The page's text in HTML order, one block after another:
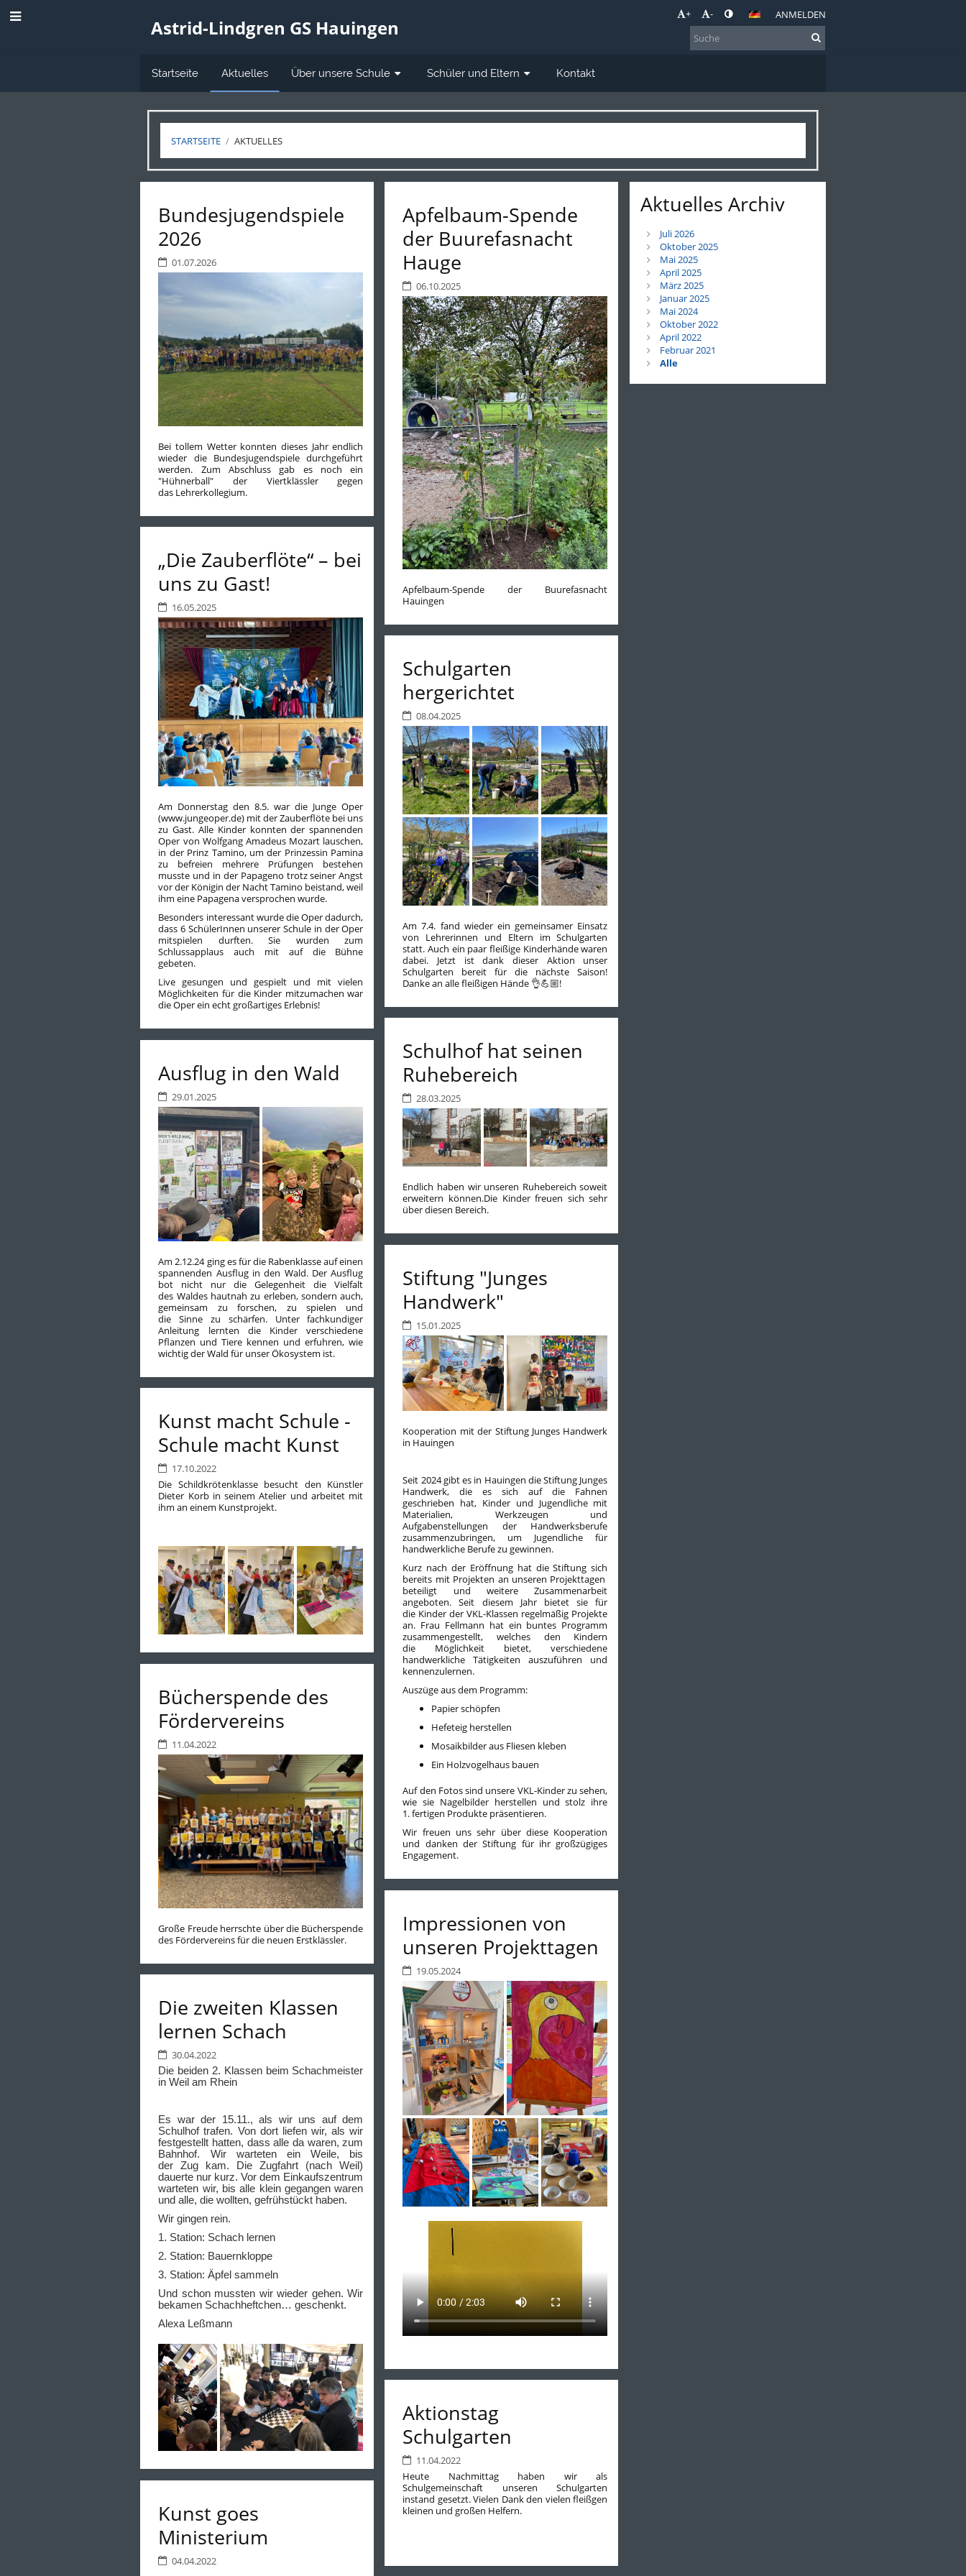
Astrid-Lindgren GS Hauingen
+ - ANMELDEN
Startseite Aktuelles Über unsere Schule Schüler und Eltern Kontakt
STARTSEITE / AKTUELLES
Bundesjugendspiele
2026
01.07.2026
Bei tollem Wetter konnten dieses Jahr endlich
wieder die Bundesjugendspiele durchgeführt
werden. Zum Abschluss gab es noch ein
"Hühnerball" der Viertklässler gegen
das Lehrerkollegium.
Apfelbaum-Spende
der Buurefasnacht
Hauge
06.10.2025
Apfelbaum-Spende der Buurefasnacht
Hauingen
„Die Zauberflöte“ – bei
uns zu Gast!
16.05.2025
Am Donnerstag den 8.5. war die Junge Oper
(www.jungeoper.de) mit der Zauberflöte bei uns
zu Gast. Alle Kinder konnten der spannenden
Oper von Wolfgang Amadeus Mozart lauschen,
in der Prinz Tamino, um der Prinzessin Pamina
zu befreien mehrere Prüfungen bestehen
musste und in der Papageno trotz seiner Angst
vor der Königin der Nacht Tamino beistand, weil
ihm eine Papagena versprochen wurde.
Besonders interessant wurde die Oper dadurch,
dass 6 SchülerInnen unserer Schule in der Oper
mitspielen durften. Sie wurden zum
Schlussapplaus auch mit auf die Bühne
gebeten.
Live gesungen und gespielt und mit vielen
Möglichkeiten für die Kinder mitzumachen war
die Oper ein echt großartiges Erlebnis!
Schulgarten
hergerichtet
08.04.2025
Am 7.4. fand wieder ein gemeinsamer Einsatz
von Lehrerinnen und Eltern im Schulgarten
statt. Auch ein paar fleißige Kinderhände waren
dabei. Jetzt ist dank dieser Aktion unser
Schulgarten bereit für die nächste Saison!
Danke an alle fleißigen Hände 👌💪🏼!
Schulhof hat seinen
Ruhebereich
28.03.2025
Endlich haben wir unseren Ruhebereich soweit
erweitern können.Die Kinder freuen sich sehr
über diesen Bereich.
Ausflug in den Wald
29.01.2025
Am 2.12.24 ging es für die Rabenklasse auf einen
spannenden Ausflug in den Wald. Der Ausflug
bot nicht nur die Gelegenheit die Vielfalt
des Waldes hautnah zu erleben, sondern auch,
gemeinsam zu forschen, zu spielen und
die Sinne zu schärfen. Unter fachkundiger
Anleitung lernten die Kinder verschiedene
Pflanzen und Tiere kennen und erfuhren, wie
wichtig der Wald für unser Ökosystem ist.
Stiftung "Junges
Handwerk"
15.01.2025
Kooperation mit der Stiftung Junges Handwerk
in Hauingen
Seit 2024 gibt es in Hauingen die Stiftung Junges
Handwerk, die es sich auf die Fahnen
geschrieben hat, Kinder und Jugendliche mit
Materialien, Werkzeugen und
Aufgabenstellungen der Handwerksberufe
zusammenzubringen, um Jugendliche für
handwerkliche Berufe zu gewinnen.
Kurz nach der Eröffnung hat die Stiftung sich
bereits mit Projekten an unseren Projekttagen
beteiligt und weitere Zusammenarbeit
angeboten. Seit diesem Jahr bietet sie für
die Kinder der VKL-Klassen regelmäßig Projekte
an. Frau Fellmann hat ein buntes Programm
zusammengestellt, welches den Kindern
die Möglichkeit bietet, verschiedene
handwerkliche Tätigkeiten auszuführen und
kennenzulernen.
Auszüge aus dem Programm:
Papier schöpfen
Hefeteig herstellen
Mosaikbilder aus Fliesen kleben
Ein Holzvogelhaus bauen
Auf den Fotos sind unsere VKL-Kinder zu sehen,
wie sie Nagelbilder herstellen und stolz ihre
1. fertigen Produkte präsentieren.
Wir freuen uns sehr über diese Kooperation
und danken der Stiftung für ihr großzügiges
Engagement.
Kunst macht Schule -
Schule macht Kunst
17.10.2022
Die Schildkrötenklasse besucht den Künstler
Dieter Korb in seinem Atelier und arbeitet mit
ihm an einem Kunstprojekt.
Bücherspende des
Fördervereins
11.04.2022
Große Freude herrschte über die Bücherspende
des Fördervereins für die neuen Erstklässler.
Impressionen von
unseren Projekttagen
19.05.2024
Die zweiten Klassen
lernen Schach
30.04.2022
Die beiden 2. Klassen beim Schachmeister
in Weil am Rhein
Es war der 15.11., als wir uns auf dem
Schulhof trafen. Von dort liefen wir, als wir
festgestellt hatten, dass alle da waren, zum
Bahnhof. Wir warteten ein Weile, bis
der Zug kam. Die Zugfahrt (nach Weil)
dauerte nur kurz. Vor dem Einkaufszentrum
warteten wir, bis alle klein gegangen waren
und alle, die wollten, gefrühstückt haben.
Wir gingen rein.
1. Station: Schach lernen
2. Station: Bauernkloppe
3. Station: Äpfel sammeln
Und schon mussten wir wieder gehen. Wir
bekamen Schachheftchen… geschenkt.
Alexa Leßmann
Aktionstag
Schulgarten
11.04.2022
Heute Nachmittag haben wir als
Schulgemeinschaft unseren Schulgarten
instand gesetzt. Vielen Dank den vielen fleißgen
kleinen und großen Helfern.
Kunst goes
Ministerium
04.04.2022
Aktuelles Archiv
Juli 2026
Oktober 2025
Mai 2025
April 2025
März 2025
Januar 2025
Mai 2024
Oktober 2022
April 2022
Februar 2021
Alle